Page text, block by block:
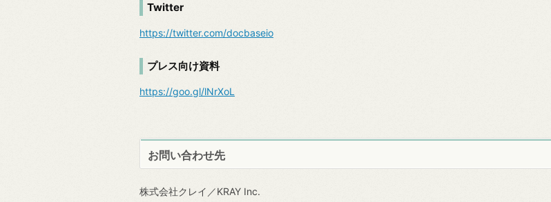
Twitter
https://twitter.com/docbaseio
プレス向け資料
https://goo.gl/lNrXoL
お問い合わせ先
株式会社クレイ／KRAY Inc.